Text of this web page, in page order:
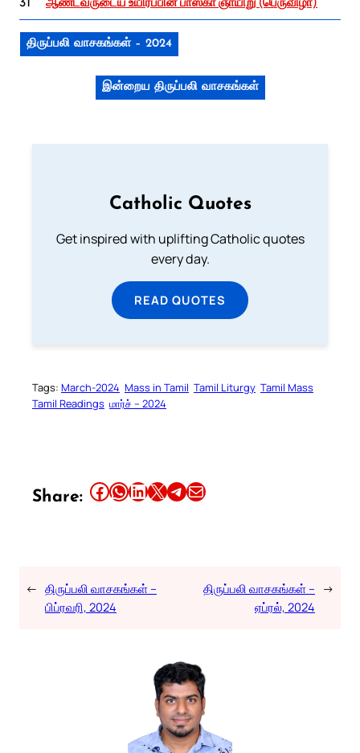
திருப்பலி வாசகங்கள் – 2024
இன்றைய திருப்பலி வாசகங்கள்
Catholic Quotes
Get inspired with uplifting Catholic quotes
every day.
READ QUOTES
Tags: March-2024 Mass in Tamil Tamil Liturgy Tamil Mass
Tamil Readings மார்ச் – 2024
Share: Share this article on Facebook Share this article on WhatsApp Share this article on LinkedIn Share this article on X Share this article on TelegramEmail this Article
← திருப்பலி வாசகங்கள் –
பிப்ரவரி, 2024
திருப்பலி வாசகங்கள் –
ஏப்ரல், 2024
→